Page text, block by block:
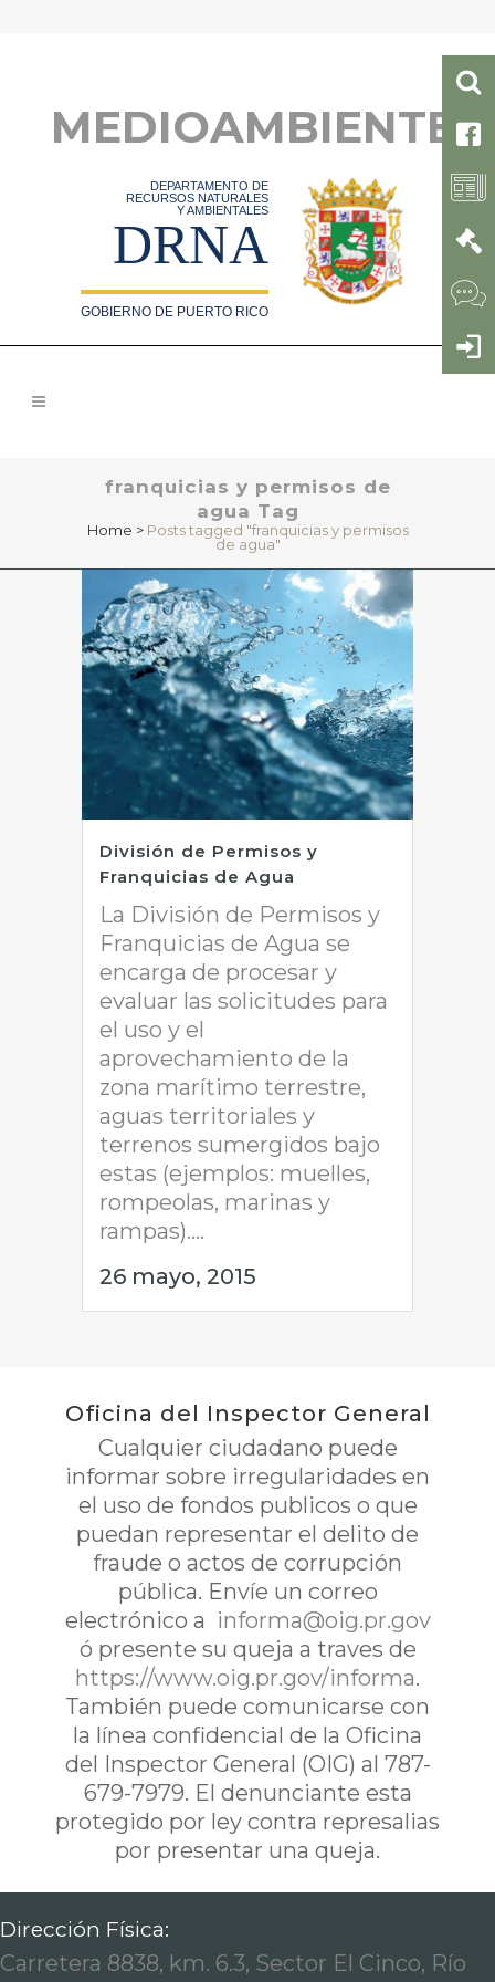
MEDIOAMBIENTE
DEPARTAMENTO DE
RECURSOS NATURALES
Y AMBIENTALES
DRNA
GOBIERNO DE PUERTO RICO
franquicias y permisos de
agua Tag
Home > Posts tagged "franquicias y permisos
de agua"
División de Permisos y
Franquicias de Agua
La División de Permisos y
Franquicias de Agua se
encarga de procesar y
evaluar las solicitudes para
el uso y el
aprovechamiento de la
zona marítimo terrestre,
aguas territoriales y
terrenos sumergidos bajo
estas (ejemplos: muelles,
rompeolas, marinas y
rampas)....
26 mayo, 2015
Oficina del Inspector General
Cualquier ciudadano puede
informar sobre irregularidades en
el uso de fondos publicos o que
puedan representar el delito de
fraude o actos de corrupción
pública. Envíe un correo
electrónico a informa@oig.pr.gov
ó presente su queja a traves de
https://www.oig.pr.gov/informa.
También puede comunicarse con
la línea confidencial de la Oficina
del Inspector General (OIG) al 787-
679-7979. El denunciante esta
protegido por ley contra represalias
por presentar una queja.
Dirección Física:
Carretera 8838, km. 6.3, Sector El Cinco, Río